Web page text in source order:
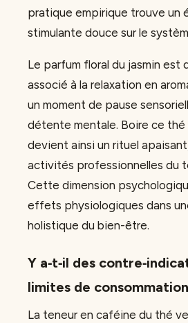
pratique empirique trouve un
stimulante douce sur le
Le parfum floral du jasmin est
associé à la relaxation en
un moment de pause
détente mentale. Boire ce thé
devient ainsi un rituel
activités professionnelles du
Cette dimension
effets physiologiques dans
holistique du bien-être.
Y a‑t‑il des
limites de
La teneur en caféine du thé